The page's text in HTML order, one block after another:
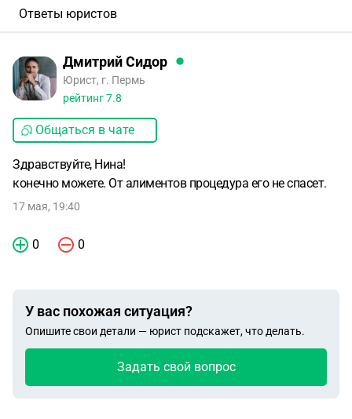
Ответы юристов
Дмитрий Сидор
Юрист, г. Пермь
рейтинг7.8
Общаться в чате
Здравствуйте, Нина!
конечно можете. От алиментов процедура его не спасет.
17 мая, 19:40
0 0
У вас похожая ситуация?
Опишите свои детали — юрист подскажет, что делать.
Задать свой вопрос